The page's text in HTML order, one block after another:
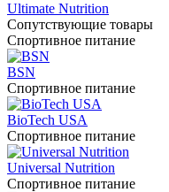
Ultimate Nutrition
Сопутствующие товары
Спортивное питание
BSN
Спортивное питание
BioTech USA
Спортивное питание
Universal Nutrition
Спортивное питание